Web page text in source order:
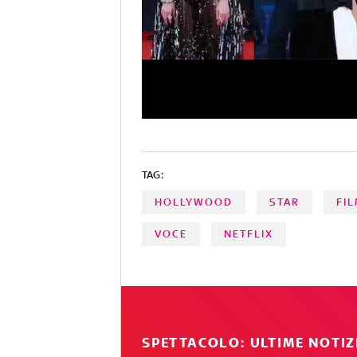
TAG:
HOLLYWOOD STAR
VOCE NETFLIX
SPETTACOLO: ULTIME